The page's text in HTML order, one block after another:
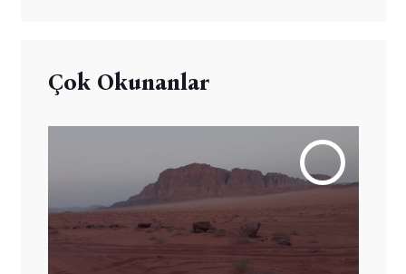
Çok Okunanlar